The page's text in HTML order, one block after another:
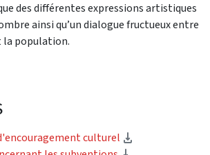
des différentes expressions artistiques
ainsi qu’un dialogue fructueux entre
la population.
culturel